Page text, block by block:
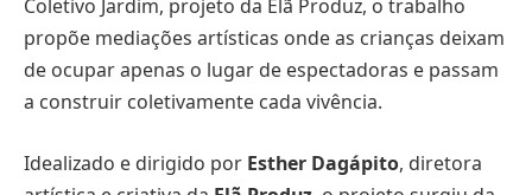
Coletivo Jardim, projeto da Elã Produz, o trabalho
propõe mediações artísticas onde as crianças deixam
de ocupar apenas o lugar de espectadoras e passam
a construir coletivamente cada vivência.
Idealizado e dirigido por Esther Dagápito, diretora